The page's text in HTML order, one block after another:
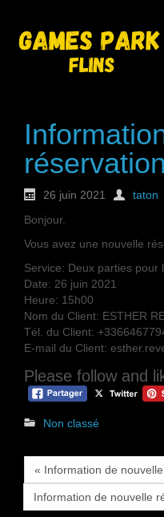
réservation
26 juin 2021
taton
Bonjour.
Vous avez une nouvelle
Service: Deux parties
Date: 26 juin 2021
Heure: 15h00
Nom du Client: ESTHER
Tél. du Client:
E-mail du Client:
Please follow and
Non classé
« Information de
Information de nouvelle